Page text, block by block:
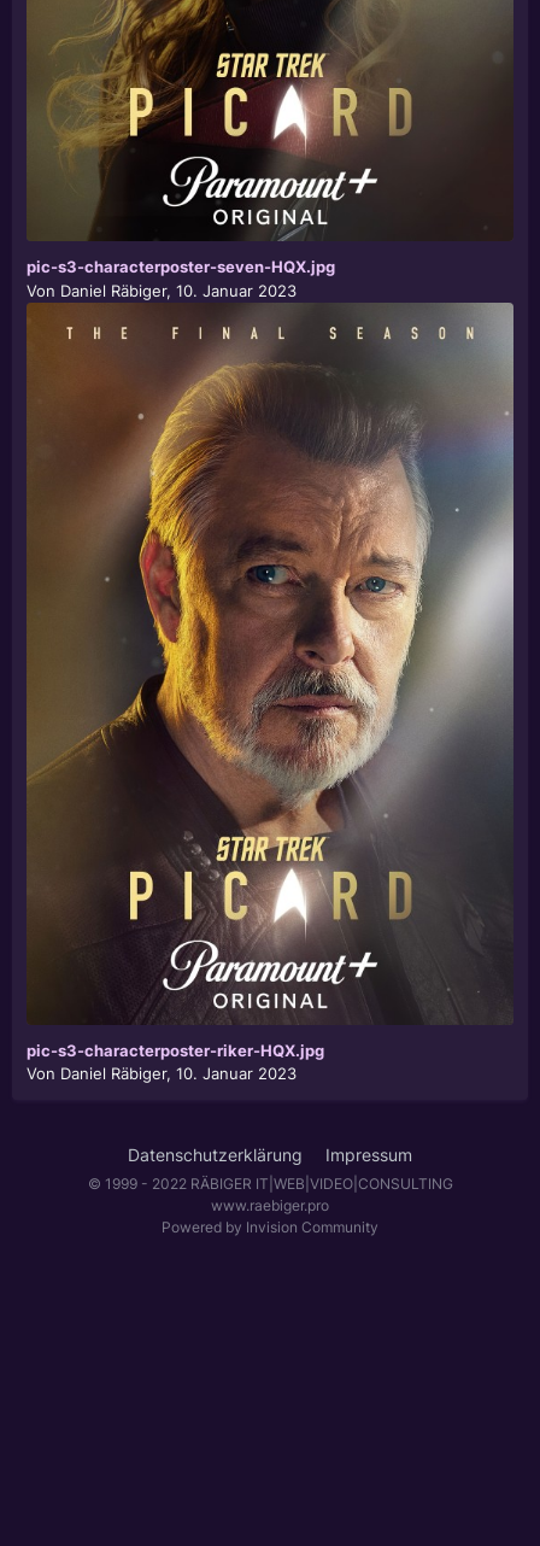
pic-s3-characterposter-seven-HQX.jpg
Von Daniel Räbiger, 10. Januar 2023
pic-s3-characterposter-riker-HQX.jpg
Von Daniel Räbiger, 10. Januar 2023
Datenschutzerklärung Impressum
© 1999 - 2022 RÄBIGER IT|WEB|VIDEO|CONSULTING
www.raebiger.pro
Powered by Invision Community